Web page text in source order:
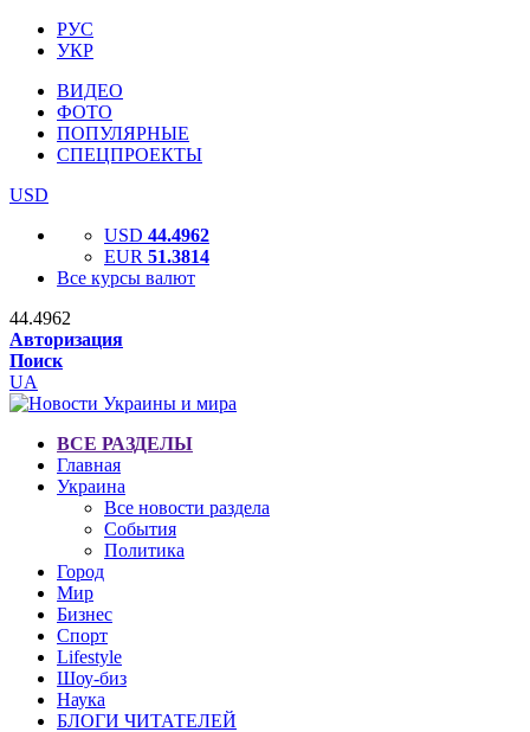
РУС
УКР
ВИДЕО
ФОТО
ПОПУЛЯРНЫЕ
СПЕЦПРОЕКТЫ
USD
USD 44.4962
EUR 51.3814
Все курсы валют
44.4962
Авторизация
Поиск
UA
ВСЕ РАЗДЕЛЫ
Главная
Украина
Все новости раздела
События
Политика
Город
Мир
Бизнес
Спорт
Lifestyle
Шоу-биз
Наука
БЛОГИ ЧИТАТЕЛЕЙ